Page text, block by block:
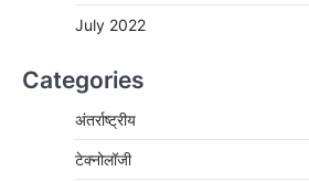
July 2022
Categories
अंतर्राष्ट्रीय
टेक्नोलॉजी